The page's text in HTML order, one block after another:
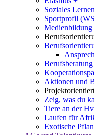
Soziales Lernen
Sportprofil
Medienbildung
Aktionen und
Zeig, was du
Tiere an der
Laufen für
Exotische